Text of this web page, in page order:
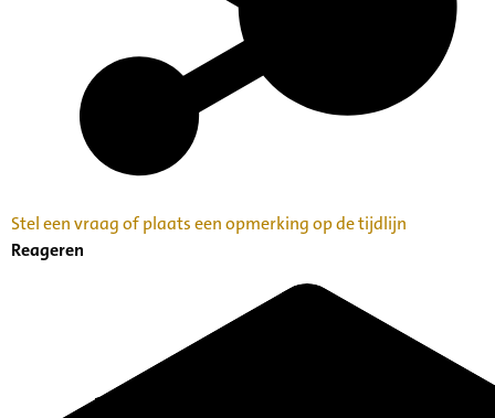
Stel een vraag of plaats een opmerking op de tijdlijn
Reageren